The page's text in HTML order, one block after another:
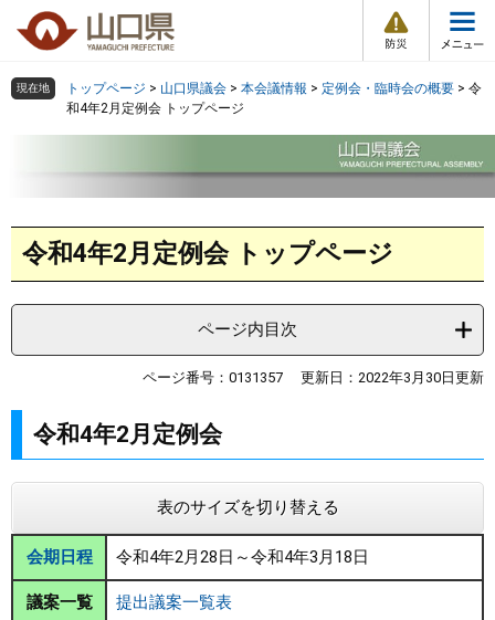
の
ー
本
へ
情
メ
ュ
組織で探す
お気に入り
トップページ
くらし・環境
健康・福祉
教育・文化・スポーツ
しごと・産業・観光
まちづくり
県政情報
ページ番号検索
組織で探す サイトマップで探す
現在地 トップページ > 山口県議会 > 本会議情報 > 定例会・臨時会の概要 > 令
和4年2月定例会 トップページ
文令和4年2月定例会 トップページ
ページ内目次
ページ番号：0131357 更新日：2022年3月30日更新
令和4年2月定例会
表のサイズを切り替える
会期日程 令和4年2月28日～令和4年3月18日
議案一覧 提出議案一覧表